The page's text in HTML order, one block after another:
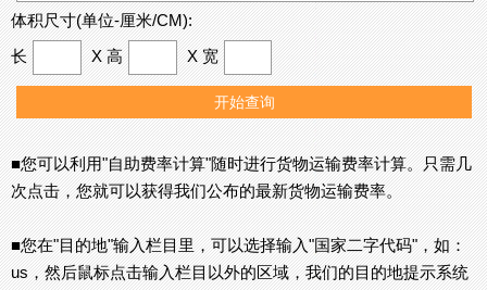
体积尺寸(单位-厘米/CM):
长 X 高 X 宽
■您可以利用"自助费率计算"随时进行货物运输费率计算。只需几
次点击，您就可以获得我们公布的最新货物运输费率。
■您在"目的地"输入栏目里，可以选择输入"国家二字代码"，如：
us，然后鼠标点击输入栏目以外的区域，我们的目的地提示系统